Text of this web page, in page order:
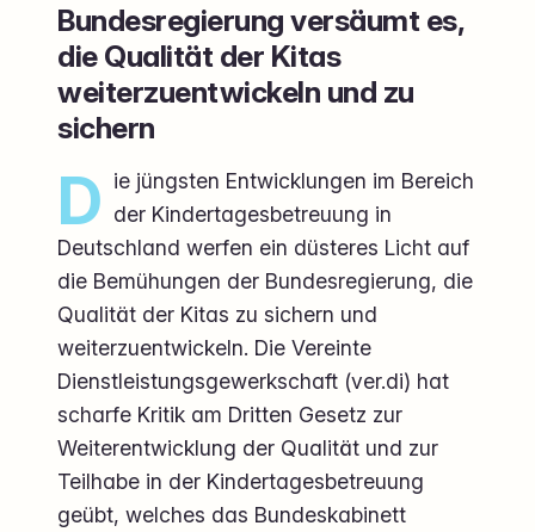
Bundesregierung versäumt es,
die Qualität der Kitas
weiterzuentwickeln und zu
sichern
D ie jüngsten Entwicklungen im Bereich
der Kindertagesbetreuung in
Deutschland werfen ein düsteres Licht auf
die Bemühungen der Bundesregierung, die
Qualität der Kitas zu sichern und
weiterzuentwickeln. Die Vereinte
Dienstleistungsgewerkschaft (ver.di) hat
scharfe Kritik am Dritten Gesetz zur
Weiterentwicklung der Qualität und zur
Teilhabe in der Kindertagesbetreuung
geübt, welches das Bundeskabinett